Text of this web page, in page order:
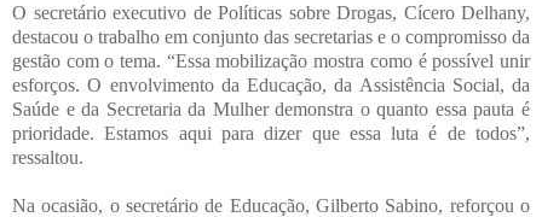
O secretário executivo de Políticas sobre Drogas, Cícero Delhany,
destacou o trabalho em conjunto das secretarias e o compromisso da
gestão com o tema. “Essa mobilização mostra como é possível unir
esforços. O envolvimento da Educação, da Assistência Social, da
Saúde e da Secretaria da Mulher demonstra o quanto essa pauta é
prioridade. Estamos aqui para dizer que essa luta é de todos”,
ressaltou.
Na ocasião, o secretário de Educação, Gilberto Sabino, reforçou o